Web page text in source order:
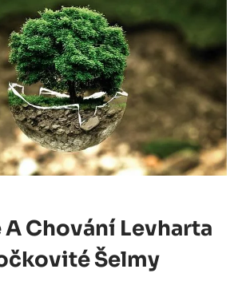
Chování Levharta
Šelmy